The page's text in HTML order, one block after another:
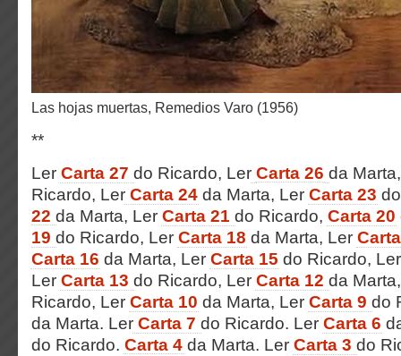
Las hojas muertas, Remedios Varo (1956)
**
Ler Carta 27 do Ricardo, Ler Carta 26 da
Ricardo, Ler Carta 24 da Marta, Ler Carta 23
22 da Marta, Ler Carta 21 do Ricardo, Carta 20
19 do Ricardo, Ler Carta 18 da Marta, Ler
Carta 16 da Marta, Ler Carta 15 do Ricardo,
Ler Carta 13 do Ricardo, Ler Carta 12 da
Ricardo, Ler Carta 10 da Marta, Ler Carta 9 do
da Marta. Ler Carta 7 do Ricardo. Ler Carta 6
do Ricardo. Carta 4 da Marta. Ler Carta 3 do